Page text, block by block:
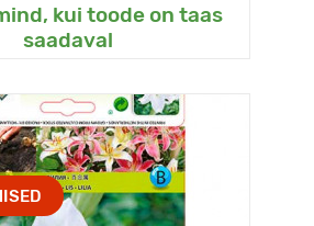
kui toode on taas
saadaval